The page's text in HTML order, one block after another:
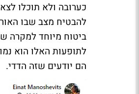
כערובה ולא תוכלו
להבטיח מצב שבו
ביטוח מיוחד למקרה
לתופעות האלו הוא
הם יודעים שזה הדדי.